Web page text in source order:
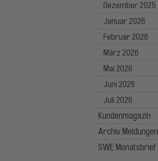
Dezember 2025
Januar 2026
Februar 2026
März 2026
Mai 2026
Juni 2026
Juli 2026
Kundenmagazin
Archiv Meldungen
SWE Monatsbrief